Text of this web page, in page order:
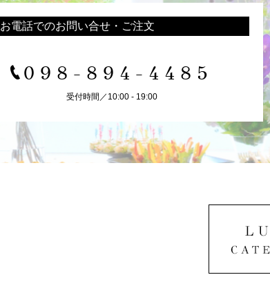
お電話でのお問い合せ・ご注文
098-894-4485
受付時間／10:00 - 19:00